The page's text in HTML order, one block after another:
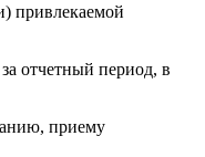
привлекаемой
отчетный период, в
приему